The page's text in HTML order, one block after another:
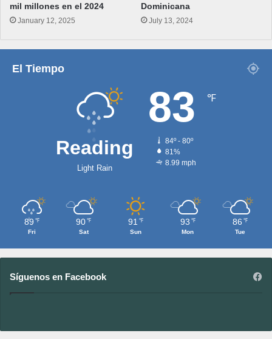
mil millones en el 2024
January 12, 2025
Dominicana
July 13, 2024
El Tiempo
Reading
Light Rain
83 ℉
84º - 80º
81%
8.99 mph
89 ℉
Fri
90 ℉
Sat
91 ℉
Sun
93 ℉
Mon
86 ℉
Tue
Síguenos en Facebook